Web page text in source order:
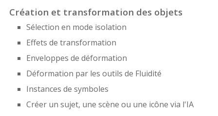
Création et transformation des objets
Sélection en mode isolation
Effets de transformation
Enveloppes de déformation
Déformation par les outils de Fluidité
Instances de symboles
Créer un sujet, une scène ou une icône via l'IA